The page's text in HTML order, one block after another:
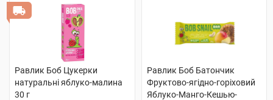
Равлик Боб Цукерки
натуральні яблуко-малина
30 г
Равлик Боб Батончик
Фруктово-ягідно-горіховий
Яблуко-Манго-Кешью-